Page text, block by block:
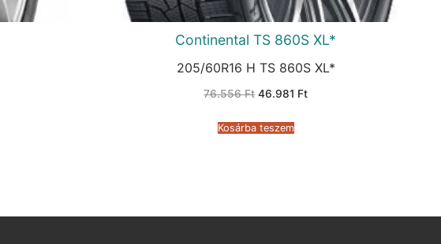
Continental TS 860S XL*
205/60R16 H TS 860S XL*
76.556Ft Original
76.556 Ft.
46.981 FtCurrent
Kosárba teszem